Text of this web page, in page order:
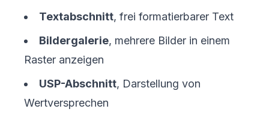
Textabschnitt, frei formatierbarer Text
Bildergalerie, mehrere Bilder in einem
Raster anzeigen
USP-Abschnitt, Darstellung von
Wertversprechen